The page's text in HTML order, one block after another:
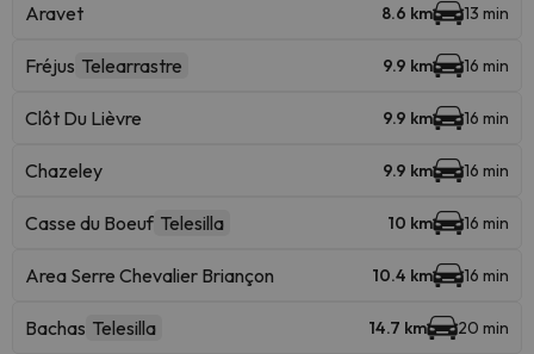
Aravet 8.6 km 13 min
Fréjus Telearrastre 9.9 km 16 min
Clôt Du Lièvre 9.9 km 16 min
Chazeley 9.9 km 16 min
Casse du Boeuf Telesilla 10 km 16 min
Area Serre Chevalier Briançon 10.4 km 16 min
Bachas Telesilla 14.7 km 20 min